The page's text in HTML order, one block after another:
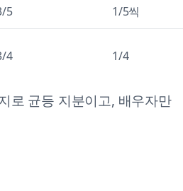
5 1/5씩
4 1/4
로 균등 지분이고, 배우자만